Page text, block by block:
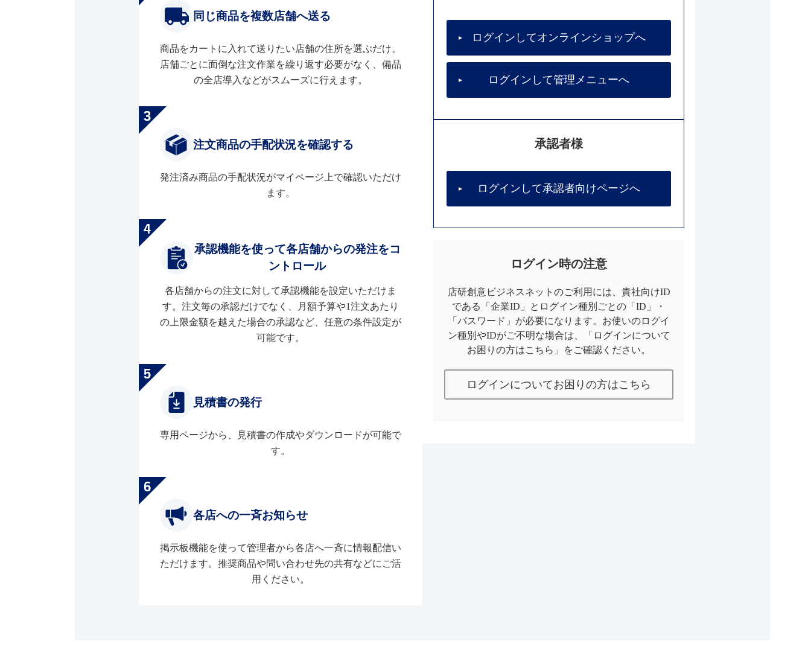
同じ商品を複数店舗へ送る
商品をカートに入れて送りたい店舗の住所を選ぶだけ。
店舗ごとに面倒な注文作業を繰り返す必要がなく、備品
の全店導入などがスムーズに行えます。
注文商品の手配状況を確認する
発注済み商品の手配状況がマイページ上で確認いただけ
ます。
承認機能を使って各店舗からの発注をコ
ントロール
各店舗からの注文に対して承認機能を設定いただけま
す。注文毎の承認だけでなく、月額予算や1注文あたり
の上限金額を越えた場合の承認など、任意の条件設定が
可能です。
見積書の発行
専用ページから、見積書の作成やダウンロードが可能で
す。
各店への一斉お知らせ
掲示板機能を使って管理者から各店へ一斉に情報配信い
ただけます。推奨商品や問い合わせ先の共有などにご活
用ください。
ログインしてオンラインショップへ
ログインして管理メニューへ
承認者様
ログインして承認者向けページへ
ログイン時の注意
店研創意ビジネスネットのご利用には、貴社向けID
である「企業ID」とログイン種別ごとの「ID」・
「パスワード」が必要になります。お使いのログイ
ン種別やIDがご不明な場合は、「ログインについて
お困りの方はこちら」をご確認ください。
ログインについてお困りの方はこちら